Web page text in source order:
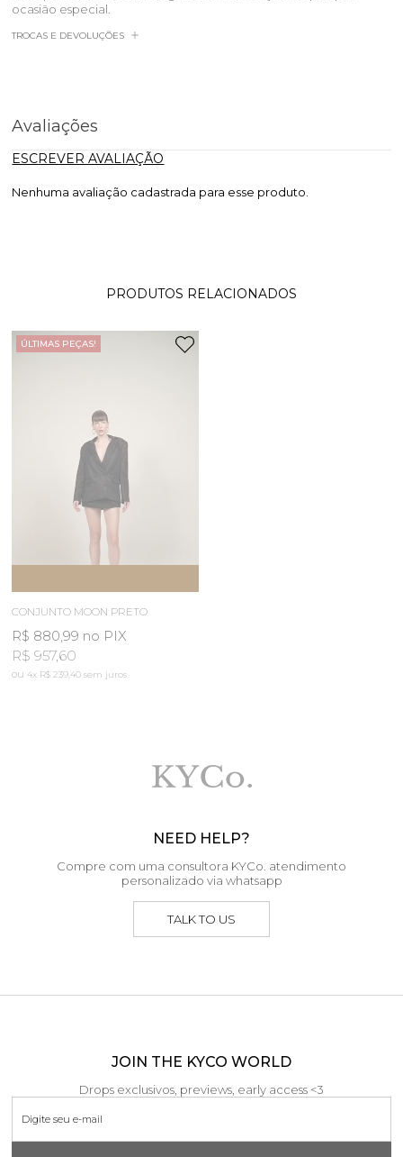
ocasião especial.
TROCAS E DEVOLUÇÕES
Avaliações
ESCREVER AVALIAÇÃO
Nenhuma avaliação cadastrada para esse produto.
PRODUTOS RELACIONADOS
ÚLTIMAS PEÇAS!
CONJUNTO MOON PRETO
R$ 880,99 no PIX
R$ 957,60
4x R$ 239,40sem juros
NEED HELP?
Compre com uma consultora KYCo. atendimento
personalizado via whatsapp
TALK TO US
JOIN THE KYCO WORLD
Drops exclusivos, previews, early access <3